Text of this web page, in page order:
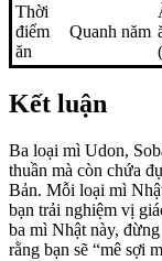
Thời
điểm
ăn
Quanh năm
Kết luận
Ba loại mì Udon,
thuần mà còn chứa
Bản. Mỗi loại mì
bạn trải nghiệm vị
ba mì Nhật này,
rằng bạn sẽ “mê sợi